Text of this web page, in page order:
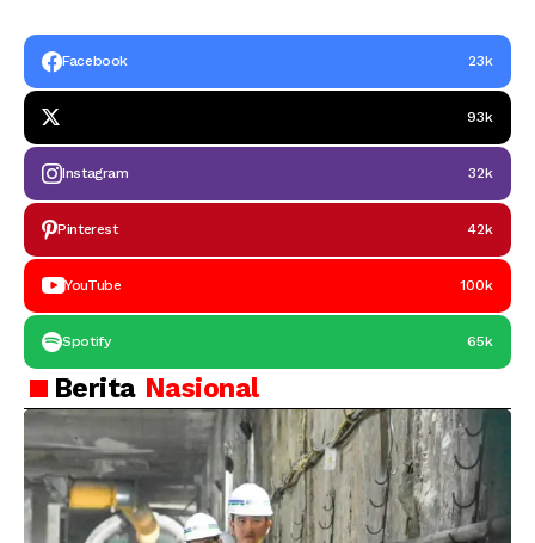
Facebook 23k
93k
Instagram 32k
Pinterest 42k
YouTube 100k
Spotify 65k
Berita Nasional